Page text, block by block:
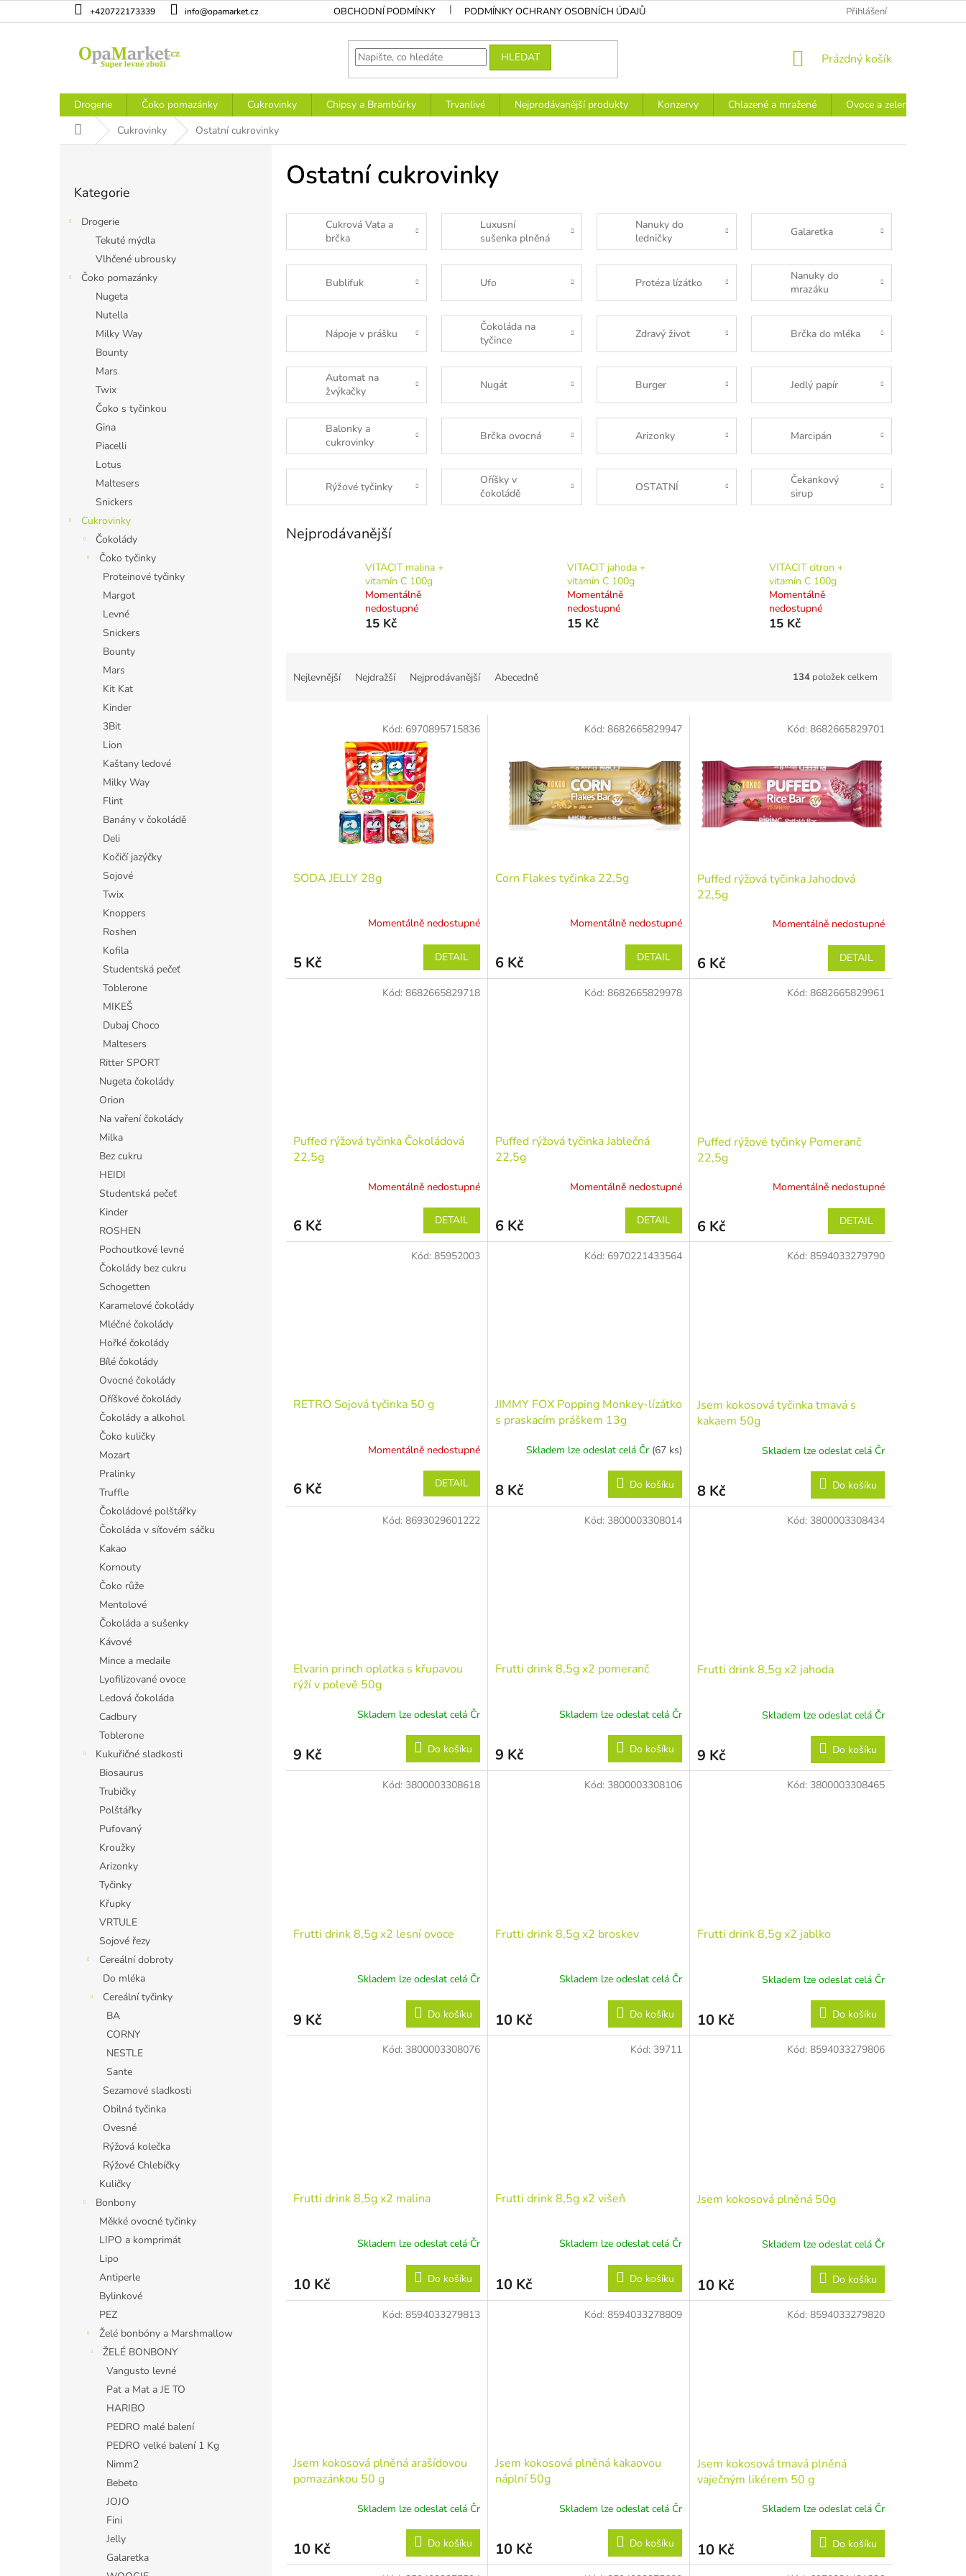
na
+420722173339 info@opamarket.cz OBCHODNÍ PODMÍNKY PODMÍNKY OCHRANY OSOBNÍCH ÚDAJŮ Přihlášení
HLEDAT
NÁKUPNÍ
Prázdný košík
Drogerie Čoko pomazánky Cukrovinky Chipsy a Brambůrky Trvanlivé Nejprodávanější produkty Konzervy Chlazené a mražené Ovoce a zelenina
Domů Cukrovinky Ostatní cukrovinky
kategorie
Kategorie
Drogerie
Tekuté mýdla
Vlhčené ubrousky
Čoko pomazánky
Nugeta
Nutella
Milky Way
Bounty
Mars
Twix
Čoko s tyčinkou
Gina
Piacelli
Lotus
Maltesers
Snickers
Cukrovinky
Čokolády
Čoko tyčinky
Proteinové tyčinky
Margot
Levné
Snickers
Bounty
Mars
Kit Kat
Kinder
3Bit
Lion
Kaštany ledové
Milky Way
Flint
Banány v čokoládě
Deli
Kočičí jazýčky
Sojové
Twix
Knoppers
Roshen
Kofila
Studentská pečeť
Toblerone
MIKEŠ
Dubaj Choco
Maltesers
Ritter SPORT
Nugeta čokolády
Orion
Na vaření čokolády
Milka
Bez cukru
HEIDI
Studentská pečeť
Kinder
ROSHEN
Pochoutkové levné
Čokolády bez cukru
Schogetten
Karamelové čokolády
Mléčné čokolády
Hořké čokolády
Bílé čokolády
Ovocné čokolády
Oříškové čokolády
Čokolády a alkohol
Čoko kuličky
Mozart
Pralinky
Truffle
Čokoládové polštářky
Čokoláda v síťovém sáčku
Kakao
Kornouty
Čoko růže
Mentolové
Čokoláda a sušenky
Kávové
Mince a medaile
Lyofilizované ovoce
Ledová čokoláda
Cadbury
Toblerone
Kukuřičné sladkosti
Biosaurus
Trubičky
Polštářky
Pufovaný
Kroužky
Arizonky
Tyčinky
Křupky
VRTULE
Sojové řezy
Cereální dobroty
Do mléka
Cereální tyčinky
BA
CORNY
NESTLE
Sante
Sezamové sladkosti
Obilná tyčinka
Ovesné
Rýžová kolečka
Rýžové Chlebíčky
Kuličky
Bonbony
Měkké ovocné tyčinky
LIPO a komprimát
Lipo
Antiperle
Bylinkové
PEZ
Želé bonbóny a Marshmallow
ŽELÉ BONBONY
Vangusto levné
Pat a Mat a JE TO
HARIBO
PEDRO malé balení
PEDRO velké balení 1 Kg
Nimm2
Bebeto
JOJO
Fini
Jelly
Galaretka
Ostatní cukrovinky
Cukrová Vata a
brčka
Luxusní
sušenka plněná
bambus
Nanuky do
ledničky
Galaretka
Bublifuk Ufo Protéza lízátko
Nanuky do
mrazáku
Nápoje v prášku
Čokoláda na
tyčince
Zdravý život Brčka do mléka
Automat na
žvýkačky
Nugát Burger Jedlý papír
Balonky a
cukrovinky
Brčka ovocná Arizonky Marcipán
Rýžové tyčinky
Oříšky v
čokoládě
OSTATNÍ
Čekankový
sirup
Nejprodávanější
VITACIT malina +
vitamín C 100g
Momentálně
nedostupné
15 Kč
VITACIT jahoda +
vitamín C 100g
Momentálně
nedostupné
15 Kč
VITACIT citron +
vitamín C 100g
Momentálně
nedostupné
15 Kč
Nejlevnější Nejdražší Nejprodávanější Abecedně 134 položek celkem
SODA JELLY 28g
Momentálně nedostupné
5 Kč DETAIL
Kód: 6970895715836
Corn Flakes tyčinka 22,5g
Momentálně nedostupné
6 Kč DETAIL
Kód: 8682665829947
Puffed rýžová tyčinka Jahodová
22,5g
Momentálně nedostupné
6 Kč DETAIL
Kód: 8682665829701
Puffed rýžová tyčinka Čokoládová
22,5g
Momentálně nedostupné
6 Kč DETAIL
Kód: 8682665829718
Puffed rýžová tyčinka Jablečná
22,5g
Momentálně nedostupné
6 Kč DETAIL
Kód: 8682665829978
Puffed rýžové tyčinky Pomeranč
22,5g
Momentálně nedostupné
6 Kč DETAIL
Kód: 8682665829961
RETRO Sojová tyčinka 50 g
Momentálně nedostupné
6 Kč DETAIL
Kód: 85952003
JIMMY FOX Popping Monkey-lízátko
s praskacím práškem 13g
Skladem lze odeslat celá Čr (67 ks)
8 Kč Do košíku
Kód: 6970221433564
Jsem kokosová tyčinka tmavá s
kakaem 50g
Skladem lze odeslat celá Čr
8 Kč Do košíku
Kód: 8594033279790
Elvarin princh oplatka s křupavou
rýží v polevě 50g
Skladem lze odeslat celá Čr
9 Kč Do košíku
Kód: 8693029601222
Frutti drink 8,5g x2 pomeranč
Skladem lze odeslat celá Čr
9 Kč Do košíku
Kód: 3800003308014
Frutti drink 8,5g x2 jahoda
Skladem lze odeslat celá Čr
9 Kč Do košíku
Kód: 3800003308434
Frutti drink 8,5g x2 lesní ovoce
Skladem lze odeslat celá Čr
9 Kč Do košíku
Kód: 3800003308618
Frutti drink 8,5g x2 broskev
Skladem lze odeslat celá Čr
10 Kč Do košíku
Kód: 3800003308106
Frutti drink 8,5g x2 jablko
Skladem lze odeslat celá Čr
10 Kč Do košíku
Kód: 3800003308465
Frutti drink 8,5g x2 malina
Skladem lze odeslat celá Čr
10 Kč Do košíku
Kód: 3800003308076
Frutti drink 8,5g x2 višeň
Skladem lze odeslat celá Čr
10 Kč Do košíku
Kód: 39711
Jsem kokosová plněná 50g
Skladem lze odeslat celá Čr
10 Kč Do košíku
Kód: 8594033279806
Jsem kokosová plněná arašídovou
pomazánkou 50 g
Skladem lze odeslat celá Čr
10 Kč Do košíku
Kód: 8594033279813
Jsem kokosová plněná kakaovou
náplní 50g
Skladem lze odeslat celá Čr
10 Kč Do košíku
Kód: 8594033278809
Jsem kokosová tmavá plněná
vaječným likérem 50 g
Skladem lze odeslat celá Čr
10 Kč Do košíku
Kód: 8594033279820